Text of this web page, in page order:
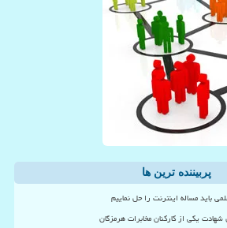
پربیننده ترین ها
باید مساله اینترنت را حل نماییم
یکی از کارکنان مخابرات هرمزگان